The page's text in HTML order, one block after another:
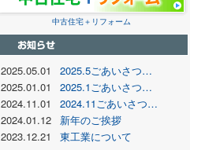
中古住宅＋リフォーム
2025.05.01
2025.5ごあいさつ…
2025.01.01
2025.1ごあいさつ…
2024.11.01
2024.11ごあいさつ…
2024.01.12
新年のご挨拶
2023.12.21
東工業について